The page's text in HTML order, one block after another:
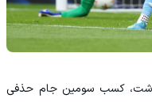
داشت، کسب سومین جام حذفی